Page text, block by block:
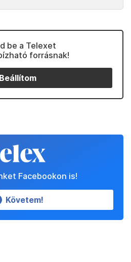
be a Telexet
forrásnak!
Beállítom
Facebookon is!
Követem!